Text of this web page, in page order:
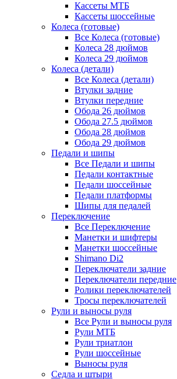
Кассеты МТБ
Кассеты шоссейные
Колеса (готовые)
Все Колеса (готовые)
Колеса 28 дюймов
Колеса 29 дюймов
Колеса (детали)
Все Колеса (детали)
Втулки задние
Втулки передние
Обода 26 дюймов
Обода 27.5 дюймов
Обода 28 дюймов
Обода 29 дюймов
Педали и шипы
Все Педали и шипы
Педали контактные
Педали шоссейные
Педали платформы
Шипы для педалей
Переключение
Все Переключение
Манетки и шифтеры
Манетки шоссейные
Shimano Di2
Переключатели задние
Переключатели передние
Ролики переключателей
Тросы переключателей
Рули и выносы руля
Все Рули и выносы руля
Рули МТБ
Рули триатлон
Рули шоссейные
Выносы руля
Седла и штыри